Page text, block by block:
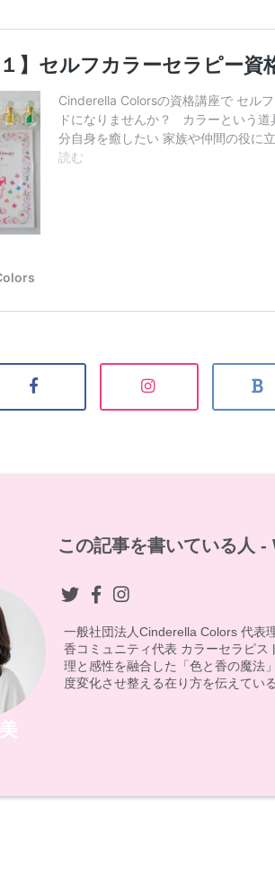
この記事を書いている人 -
一般社団法人Cinderella Colors 代表
香コミュニティ代表 カラーセラピ
理と感性を融合した「色と香の魔法
度変化させ整える在り方を伝えている